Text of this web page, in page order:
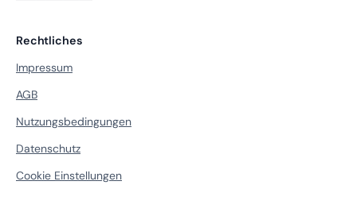
Rechtliches
Impressum
AGB
Nutzungsbedingungen
Datenschutz
Cookie Einstellungen